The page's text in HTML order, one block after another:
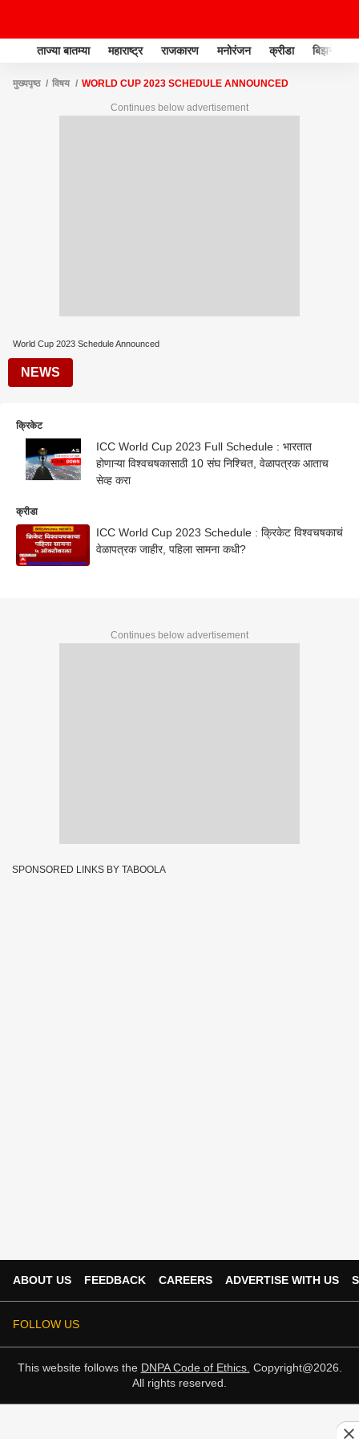
ताज्या बातम्या महाराष्ट्र राजकारण मनोरंजन क्रीडा बिझनेस
मुख्यपृष्ठ विषय WORLD CUP 2023 SCHEDULE ANNOUNCED
Continues below advertisement
World Cup 2023 Schedule Announced
NEWS
क्रिकेट
ICC World Cup 2023 Full Schedule : भारतात
होणाऱ्या विश्वचषकासाठी 10 संघ निश्चित, वेळापत्रक आताच
सेव्ह करा
क्रीडा
ICC World Cup 2023 Schedule : क्रिकेट विश्वचषकाचं
वेळापत्रक जाहीर, पहिला सामना कधी?
Continues below advertisement
SPONSORED LINKS BY TABOOLA
ABOUT US FEEDBACK CAREERS ADVERTISE WITH US
FOLLOW US
This website follows the DNPA Code of Ethics. Copyright@2026.
All rights reserved.